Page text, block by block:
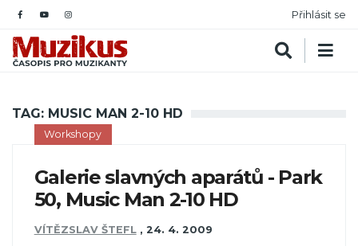
Přihlásit se
TAG: MUSIC MAN 2-10 HD
Workshopy
Galerie slavných aparátů - Park
50, Music Man 2-10 HD
VÍTĚZSLAV ŠTEFL , 24. 4. 2009